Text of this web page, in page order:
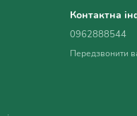
круглий рік, а
акценти на
захищених від
Контактна
0962888544
Передзвонити